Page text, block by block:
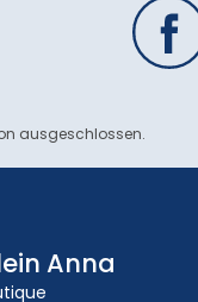
ausgeschlossen.
Anna